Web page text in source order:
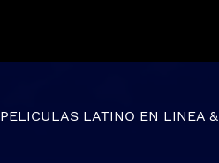
PELICULAS LATINO EN LINEA&